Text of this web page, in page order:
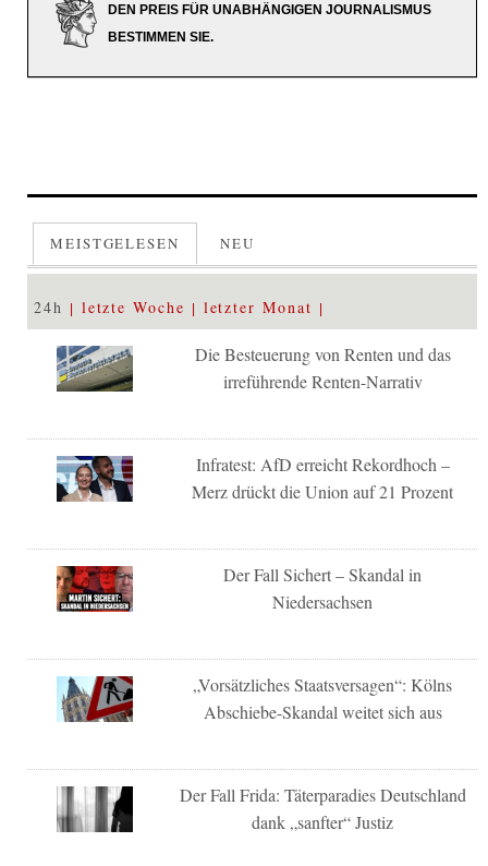
DEN PREIS FÜR UNABHÄNGIGEN JOURNALISMUS
BESTIMMEN SIE.
MEISTGELESEN NEU
24h letzte Woche letzter Monat
Die Besteuerung von Renten und das
irreführende Renten-Narrativ
Infratest: AfD erreicht Rekordhoch –
Merz drückt die Union auf 21 Prozent
Der Fall Sichert – Skandal in
Niedersachsen
„Vorsätzliches Staatsversagen“: Kölns
Abschiebe-Skandal weitet sich aus
Der Fall Frida: Täterparadies Deutschland
dank „sanfter“ Justiz